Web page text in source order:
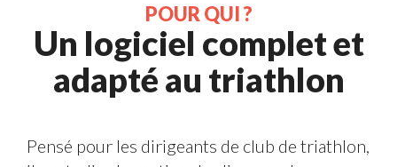
POUR QUI ?
Un logiciel complet et
adapté au triathlon
Pensé pour les dirigeants de club de triathlon,